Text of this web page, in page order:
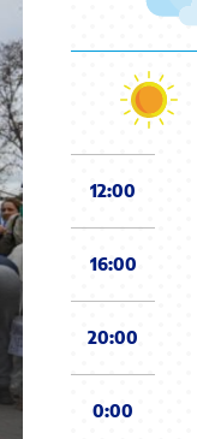
12:00
16:00
20:00
0:00